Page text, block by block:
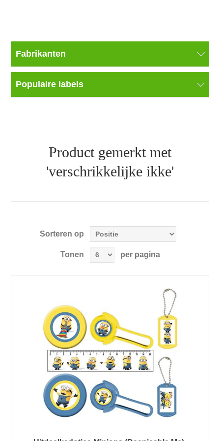
Fabrikanten
Populaire labels
Product gemerkt met
'verschrikkelijke ikke'
Sorteren op
Tonen per pagina